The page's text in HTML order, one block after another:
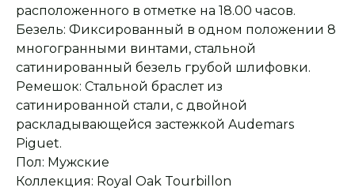
расположенного в отметке на 18.00 часов.
Безель: Фиксированный в одном положении 8
многогранными винтами, стальной
сатинированный безель грубой шлифовки.
Ремешок: Стальной браслет из
сатинированной стали, с двойной
раскладывающейся застежкой Audemars
Piguet.
Пол: Мужские
Коллекция: Royal Oak Tourbillon
Оплата при получении
после примерки и
Подробная
консультация
Ответим на все вопросы
и поможем с выбором
Сервисное
обслуживание
На все товары
Превосходное исполнение